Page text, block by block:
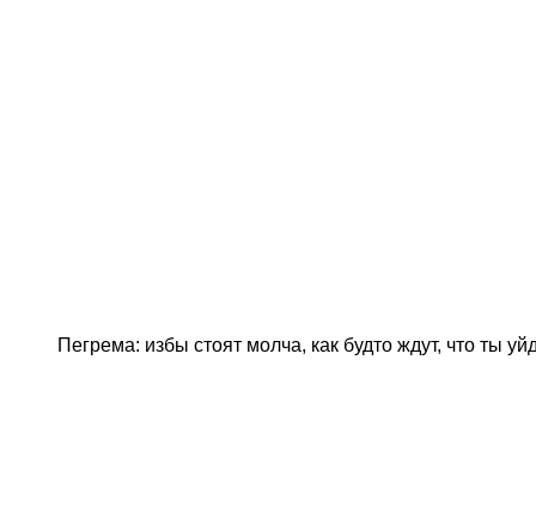
Пегрема: избы стоят молча, как будто ждут, что ты